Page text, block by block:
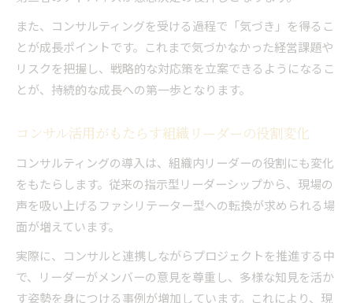
また、コンサルティングを受ける過程で「気づき」を得るこ
とが成長ポイントです。これまで気づかなかった経営課題や
リスクを把握し、戦略的な対応策を立案できるようになるこ
とが、持続的な成長への第一歩となります。
コンサル活用がもたらす組織リーダーの役割変化
コンサルティングの導入は、組織内リーダーの役割にも変化
をもたらします。従来の指示型リーダーシップから、現場の
声を吸い上げるファシリテーター型への転換が求められる場
面が増えています。
実際に、コンサルと連携しながらプロジェクトを推進する中
で、リーダーがメンバーの意見を尊重し、多様な知見を活か
す姿勢を身につける事例が増加しています。これにより、現